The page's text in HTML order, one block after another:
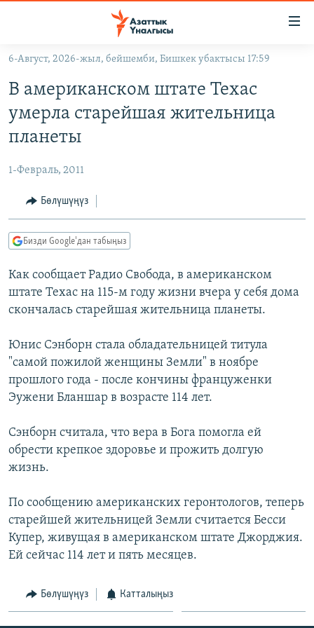
Навигацияга
өтүңүз
салыңыз
КЫРГЫЗСТАН
КЫРГЫЗСТАН
ЭКОНОМИКА
МАДАНИЯТ
ДҮЙНӨ
БОРБОР АЗИЯ
АТАЙЫН ИЛИКТӨӨ
ТВ ПРОГРАММАЛАР
ЭКСПЕРТТЕР ТАЛДАЙТ
БИЗ ЖАНА ДҮЙНӨ
ЫҢГАЙСЫЗ СУРООЛОР
ӨЗГӨЧӨ ПИКИР
Русский
6-Август, 2026-жыл, бейшемби, Бишкек убактысы 17:59
В американском штате Техас
умерла старейшая жительница
планеты
1-Февраль, 2011
Бөлүшүңүз
Бизди Google'дан табыңыз
Как сообщает Радио Свобода, в американском
штате Техас на 115-м году жизни вчера у себя дома
скончалась старейшая жительница планеты.
Юнис Сэнборн стала обладательницей титула
"самой пожилой женщины Земли" в ноябре
прошлого года - после кончины француженки
Эужени Бланшар в возрасте 114 лет.
Сэнборн считала, что вера в Бога помогла ей
обрести крепкое здоровье и прожить долгую
жизнь.
По сообщению американских геронтологов, теперь
старейшей жительницей Земли считается Бесси
Купер, живущая в американском штате Джорджия.
Ей сейчас 114 лет и пять месяцев.
Бөлүшүңүз Катталыңыз